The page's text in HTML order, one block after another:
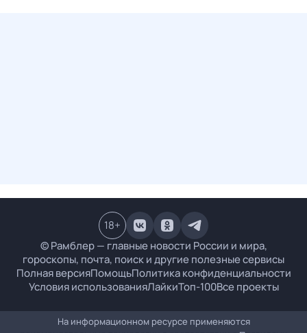
© Рамблер — главные новости России и мира,
гороскопы, почта, поиск и другие полезные сервисы
Полная версияПомощьПолитика конфиденциальности
Условия использованияЛайкиТоп-100Все проекты
18+
На информационном ресурсе применяются